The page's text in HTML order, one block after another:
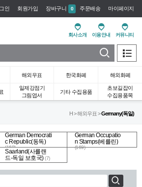
인 회원가입 장바구니 0 주문배송 마이페이지
회사소개 이용안내 커뮤니티
해외우표 한국화폐 해외화폐
일제강점기
그림엽서
기타 수집용품
초보길잡이
수집용품목
H > 해외우표 >Germany(독일)
German Democrati
c Republic(동독)
(169)
German Occupatio
n Stamps(베를린)
(169)
Saarland(사를랜
드-독일 보호국)(7)